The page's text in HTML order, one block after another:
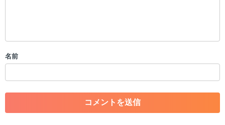
・一度削除された投稿を再び投稿すること
・アカウントの売買など金銭が絡む内容の投稿
・各ゲームのネタバレを含む内容の投稿
・その他、管理者が不適切と判断した投稿
名前